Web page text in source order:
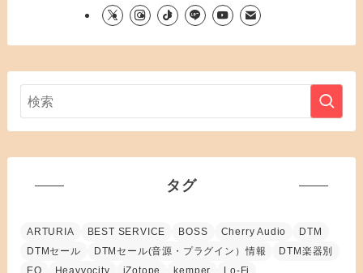
タグ
ARTURIA BEST SERVICE BOSS Cherry Audio
DTM
DTMセール
DTMセール(音源・プラグイン）情報
DTM楽器別
EQ
Heavyocity iZotope kemper Lo-Fi